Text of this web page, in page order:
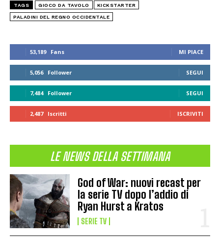
53,189 Fans MI PIACE
5,056 Follower SEGUI
7,484 Follower SEGUI
2,487 Iscritti ISCRIVITI
LE NEWS DELLA SETTIMANA
God of War: nuovi recast per
la serie TV dopo l’addio di
Ryan Hurst a Kratos
SERIE TV
TAGS GIOCO DA TAVOLO KICKSTARTER
PALADINI DEL REGNO OCCIDENTALE